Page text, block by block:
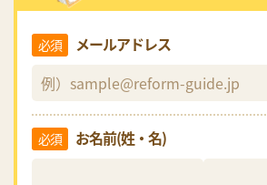
必須 メールアドレス
必須 お名前(姓・名)